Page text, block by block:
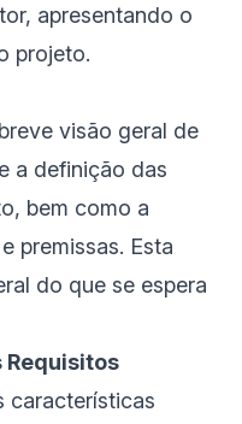
apresentando o
projeto.
visão geral de
a definição das
bem como a
premissas. Esta
do que se espera
Requisitos
características